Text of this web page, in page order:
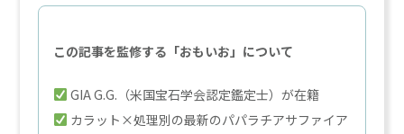
この記事を監修する「おもいお」について
GIA G.G.（米国宝石学会認定鑑定士）が在籍
カラット×処理別の最新のパパラチアサファイア